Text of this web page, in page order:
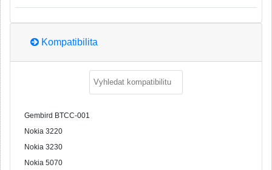
Kompatibilita
Gembird BTCC-001
Nokia 3220
Nokia 3230
Nokia 5070